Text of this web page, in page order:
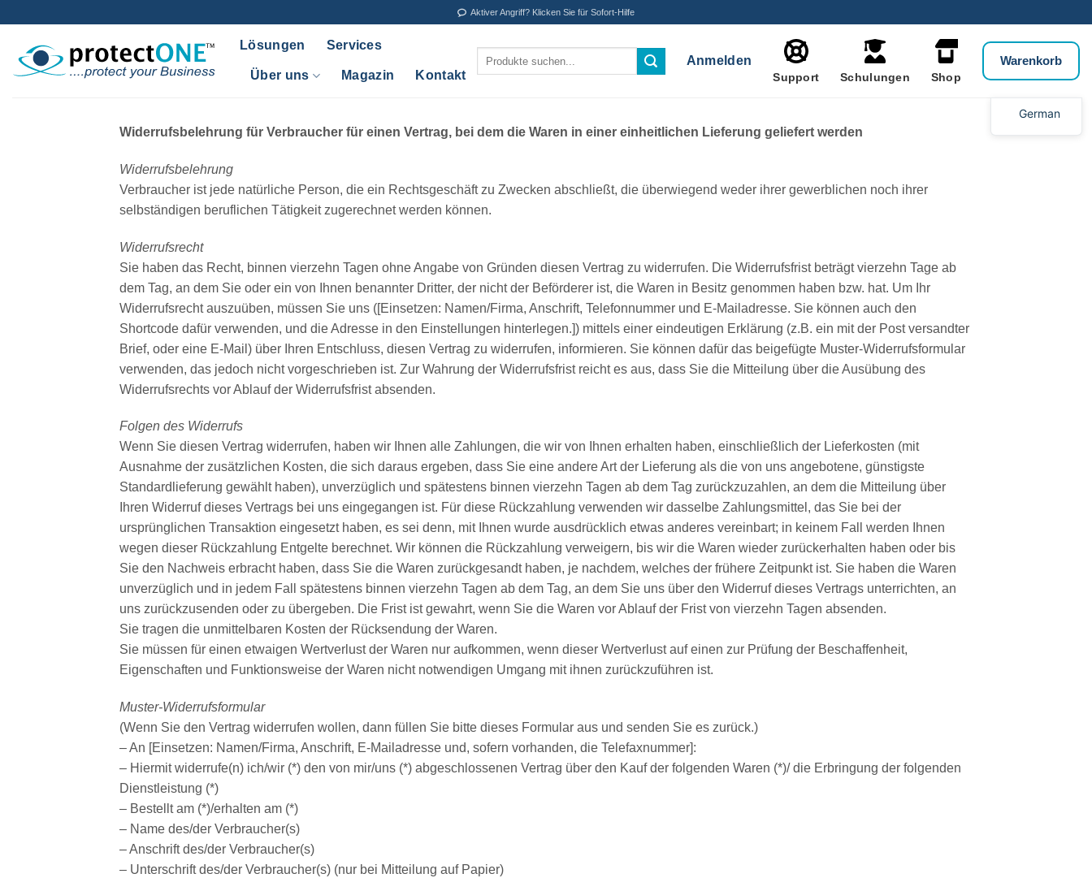
springen
Aktiver Angriff? Klicken Sie für Sofort-Hilfe
Lösungen Services
Über uns Magazin Kontakt
Anmelden
Support Schulungen Shop
Warenkorb
German
Widerrufsbelehrung für Verbraucher für einen Vertrag, bei dem die Waren in einer einheitlichen Lieferung geliefert werden
Widerrufsbelehrung
Verbraucher ist jede natürliche Person, die ein Rechtsgeschäft zu Zwecken abschließt, die überwiegend weder ihrer gewerblichen noch ihrer
selbständigen beruflichen Tätigkeit zugerechnet werden können.
Widerrufsrecht
Sie haben das Recht, binnen vierzehn Tagen ohne Angabe von Gründen diesen Vertrag zu widerrufen. Die Widerrufsfrist beträgt vierzehn Tage ab
dem Tag, an dem Sie oder ein von Ihnen benannter Dritter, der nicht der Beförderer ist, die Waren in Besitz genommen haben bzw. hat. Um Ihr
Widerrufsrecht auszuüben, müssen Sie uns ([Einsetzen: Namen/Firma, Anschrift, Telefonnummer und E-Mailadresse. Sie können auch den
Shortcode dafür verwenden, und die Adresse in den Einstellungen hinterlegen.]) mittels einer eindeutigen Erklärung (z.B. ein mit der Post versandter
Brief, oder eine E-Mail) über Ihren Entschluss, diesen Vertrag zu widerrufen, informieren. Sie können dafür das beigefügte Muster-Widerrufsformular
verwenden, das jedoch nicht vorgeschrieben ist. Zur Wahrung der Widerrufsfrist reicht es aus, dass Sie die Mitteilung über die Ausübung des
Widerrufsrechts vor Ablauf der Widerrufsfrist absenden.
Folgen des Widerrufs
Wenn Sie diesen Vertrag widerrufen, haben wir Ihnen alle Zahlungen, die wir von Ihnen erhalten haben, einschließlich der Lieferkosten (mit
Ausnahme der zusätzlichen Kosten, die sich daraus ergeben, dass Sie eine andere Art der Lieferung als die von uns angebotene, günstigste
Standardlieferung gewählt haben), unverzüglich und spätestens binnen vierzehn Tagen ab dem Tag zurückzuzahlen, an dem die Mitteilung über
Ihren Widerruf dieses Vertrags bei uns eingegangen ist. Für diese Rückzahlung verwenden wir dasselbe Zahlungsmittel, das Sie bei der
ursprünglichen Transaktion eingesetzt haben, es sei denn, mit Ihnen wurde ausdrücklich etwas anderes vereinbart; in keinem Fall werden Ihnen
wegen dieser Rückzahlung Entgelte berechnet. Wir können die Rückzahlung verweigern, bis wir die Waren wieder zurückerhalten haben oder bis
Sie den Nachweis erbracht haben, dass Sie die Waren zurückgesandt haben, je nachdem, welches der frühere Zeitpunkt ist. Sie haben die Waren
unverzüglich und in jedem Fall spätestens binnen vierzehn Tagen ab dem Tag, an dem Sie uns über den Widerruf dieses Vertrags unterrichten, an
uns zurückzusenden oder zu übergeben. Die Frist ist gewahrt, wenn Sie die Waren vor Ablauf der Frist von vierzehn Tagen absenden.
Sie tragen die unmittelbaren Kosten der Rücksendung der Waren.
Sie müssen für einen etwaigen Wertverlust der Waren nur aufkommen, wenn dieser Wertverlust auf einen zur Prüfung der Beschaffenheit,
Eigenschaften und Funktionsweise der Waren nicht notwendigen Umgang mit ihnen zurückzuführen ist.
Muster-Widerrufsformular
(Wenn Sie den Vertrag widerrufen wollen, dann füllen Sie bitte dieses Formular aus und senden Sie es zurück.)
– An [Einsetzen: Namen/Firma, Anschrift, E-Mailadresse und, sofern vorhanden, die Telefaxnummer]:
– Hiermit widerrufe(n) ich/wir (*) den von mir/uns (*) abgeschlossenen Vertrag über den Kauf der folgenden Waren (*)/ die Erbringung der folgenden
Dienstleistung (*)
– Bestellt am (*)/erhalten am (*)
– Name des/der Verbraucher(s)
– Anschrift des/der Verbraucher(s)
– Unterschrift des/der Verbraucher(s) (nur bei Mitteilung auf Papier)